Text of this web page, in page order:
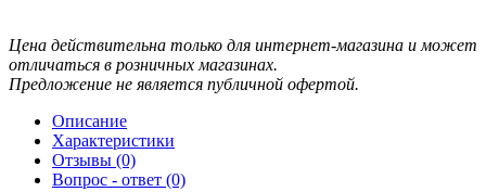
Цена действительна только для интернет-магазина и может
отличаться в розничных магазинах.
Предложение не является публичной офертой.
Описание
Характеристики
Отзывы (0)
Вопрос - ответ (0)